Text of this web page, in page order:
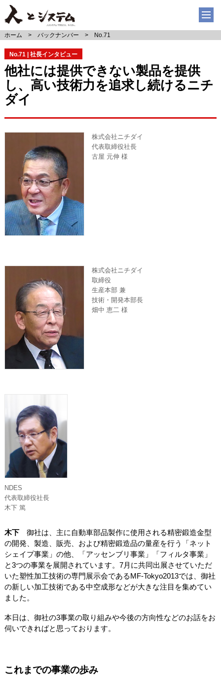
ホーム バックナンバー No.71
No.71 | 社長インタビュー
他社には提供できない製品を提供
し、高い技術力を追求し続けるニチ
ダイ
株式会社ニチダイ
代表取締役社長
古屋 元伸 様
株式会社ニチダイ
取締役
生産本部 兼
技術・開発本部長
畑中 恵二 様
NDES
代表取締役社長
木下 篤
木下御社は、主に自動車部品製作に使用される精密鍛造金型
の開発、製造、販売、および精密鍛造品の量産を行う「ネット
シェイプ事業」の他、「アッセンブリ事業」「フィルタ事業」
と3つの事業を展開されています。7月に共同出展させていただ
いた塑性加工技術の専門展示会であるMF-Tokyo2013では、御社
の新しい加工技術である中空成形などが大きな注目を集めてい
ました。
本日は、御社の3事業の取り組みや今後の方向性などのお話をお
伺いできればと思っております。
これまでの事業の歩み